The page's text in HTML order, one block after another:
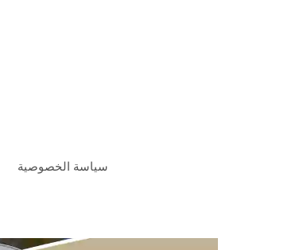
سياسة الخصوصية